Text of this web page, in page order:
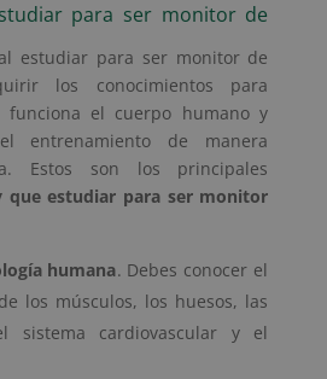
para ser monitor de
estudiar para ser monitor de
los conocimientos para
funciona el cuerpo humano y
entrenamiento de manera
Estos son los principales
que estudiar para ser monitor
humana. Debes conocer el
los músculos, los huesos, las
sistema cardiovascular y el